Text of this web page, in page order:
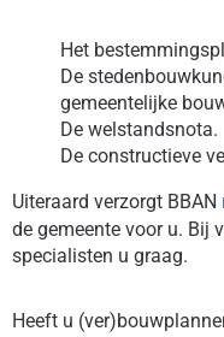
Het
De
gemeentelijke
De welstandsnota.
De constructieve
Uiteraard verzorgt BBAN
de gemeente voor u. Bij
specialisten u graag.
Heeft u